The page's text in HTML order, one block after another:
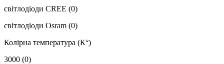
світлодіоди CREE (0)
світлодіоди Osram (0)
Колірна температура (К°)
3000 (0)